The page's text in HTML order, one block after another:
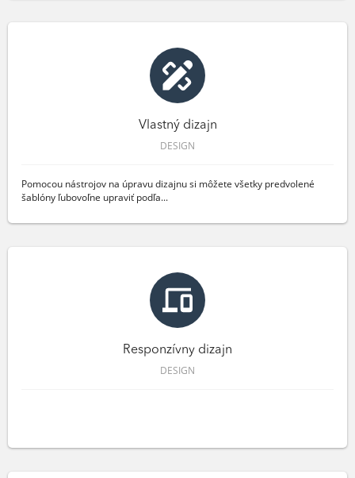
Vlastný dizajn
DESIGN
Pomocou nástrojov na úpravu dizajnu si môžete všetky predvolené
šablóny ľubovoľne upraviť podľa...
Responzívny dizajn
DESIGN